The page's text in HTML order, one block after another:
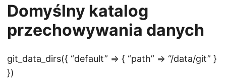
Domyślny katalog
przechowywania danych
git_data_dirs({ “default” => { “path” => “/data/git” }
})